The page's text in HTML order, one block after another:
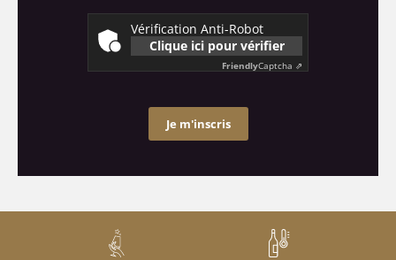
Vérification Anti-Robot
Clique ici pour vérifier
FriendlyCaptcha ⇗
Je m'inscris